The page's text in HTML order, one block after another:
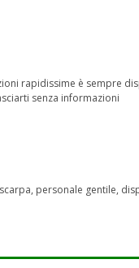
rapidissime è sempre
senza informazioni
personale gentile,